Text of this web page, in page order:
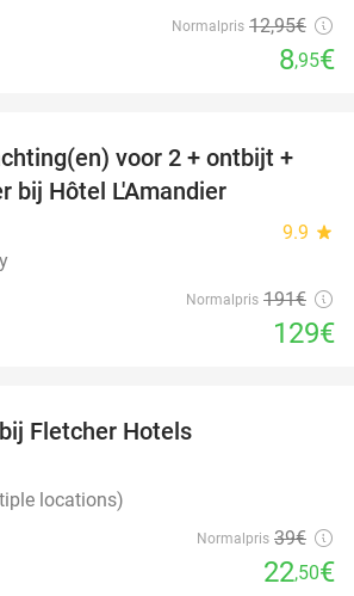
Normalpris 12,95€
8,95€
32%
voor 2 + ontbijt +
bij Hôtel L'Amandier
9.9 star
Normalpris 191€
129€
Fletcher Hotels
locations)
Normalpris 39€
22,50€